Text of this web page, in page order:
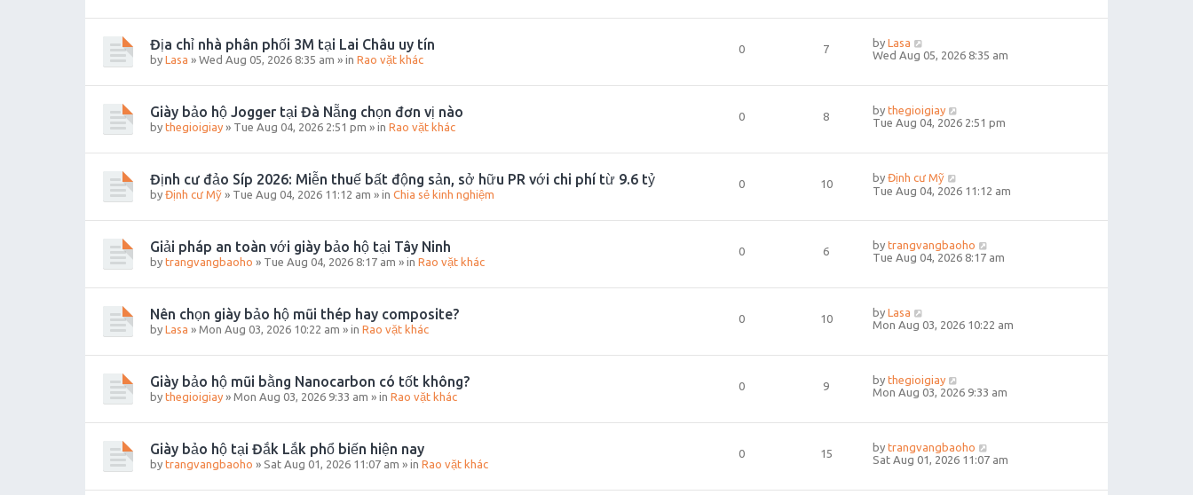
Địa chỉ nhà phân phối 3M tại Lai Châu uy tín
by Lasa » Wed Aug 05, 2026 8:35 am » in Rao vặt khác
0 7 by Lasa
Wed Aug 05, 2026 8:35 am
Giày bảo hộ Jogger tại Đà Nẵng chọn đơn vị nào
by thegioigiay » Tue Aug 04, 2026 2:51 pm » in Rao vặt khác
0 8 by thegioigiay
Tue Aug 04, 2026 2:51 pm
Định cư đảo Síp 2026: Miễn thuế bất động sản, sở hữu PR với chi phí từ 9.6 tỷ
by Định cư Mỹ » Tue Aug 04, 2026 11:12 am » in Chia sẻ kinh nghiệm
0 10 by Định cư Mỹ
Tue Aug 04, 2026 11:12 am
Giải pháp an toàn với giày bảo hộ tại Tây Ninh
by trangvangbaoho » Tue Aug 04, 2026 8:17 am » in Rao vặt khác
0 6 by trangvangbaoho
Tue Aug 04, 2026 8:17 am
Nên chọn giày bảo hộ mũi thép hay composite?
by Lasa » Mon Aug 03, 2026 10:22 am » in Rao vặt khác
0 10 by Lasa
Mon Aug 03, 2026 10:22 am
Giày bảo hộ mũi bằng Nanocarbon có tốt không?
by thegioigiay » Mon Aug 03, 2026 9:33 am » in Rao vặt khác
0 9 by thegioigiay
Mon Aug 03, 2026 9:33 am
Giày bảo hộ tại Đắk Lắk phổ biến hiện nay
by trangvangbaoho » Sat Aug 01, 2026 11:07 am » in Rao vặt khác
0 15 by trangvangbaoho
Sat Aug 01, 2026 11:07 am